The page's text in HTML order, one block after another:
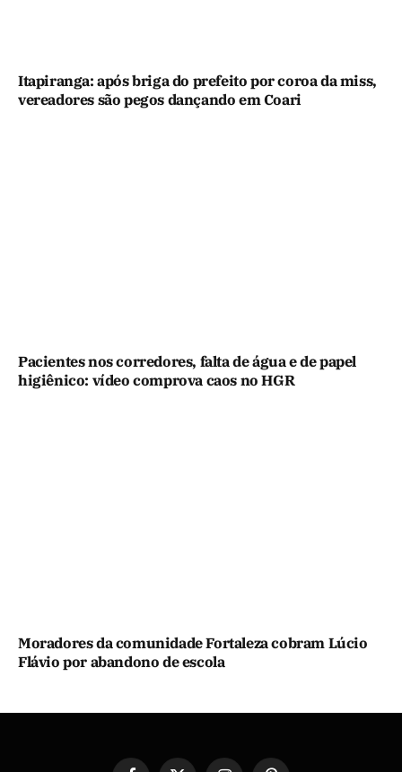
Itapiranga: após briga do prefeito por coroa da miss,
vereadores são pegos dançando em Coari
Pacientes nos corredores, falta de água e de papel
higiênico: vídeo comprova caos no HGR
Moradores da comunidade Fortaleza cobram Lúcio
Flávio por abandono de escola